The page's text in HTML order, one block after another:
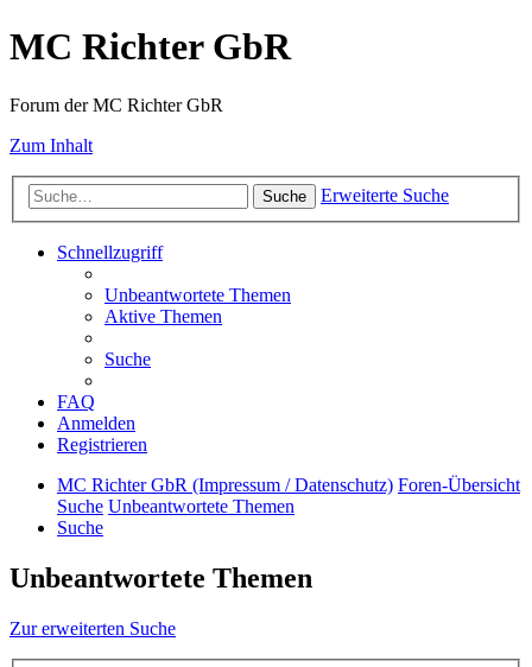
MC Richter GbR
Forum der MC Richter GbR
Zum Inhalt
Suche Erweiterte Suche
Schnellzugriff
Unbeantwortete Themen
Aktive Themen
Suche
FAQ
Anmelden
Registrieren
MC Richter GbR (Impressum / Datenschutz) Foren-Übersicht
Suche Unbeantwortete Themen
Suche
Unbeantwortete Themen
Zur erweiterten Suche